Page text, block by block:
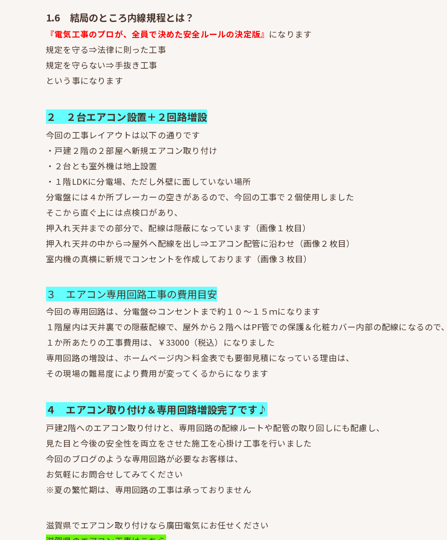
1.6 結局のところ内線規程とは？
『電気工事のプロが、全員で決めた安全ルールの決定版』 になります
規定を守る⇒法律に則った工事
規定を守らない⇒手抜き工事
という事になります
２ ２台エアコン設置＋２回路増設
今回の工事レイアウトは以下の通りです
・戸建２階の２部屋へ新規エアコン取り付け
・２台とも室外機は地上設置
・１階LDKに分電場、ただし外壁に面していない場所
分電盤には４か所ブレーカーの空きがあるので、今回の工事で２個使用しました
そこから直ぐ上には点検口があり、
押入れ天井までの部分で、配線は隠蔽になっています（画像１枚目）
押入れ天井の中から⇒屋外へ配線を出し⇒エアコン配管に沿わせ（画像２枚目）
室内機の真横に新規でコンセントを作成しております（画像３枚目）
３ エアコン専用回路工事の費用目安
今回の専用回路は、分電盤⇔コンセントまで約１０～１５ｍになります
１階屋内は天井裏での隠蔽配線で、屋外から２階へはPF管での保護＆化粧カバー内部の配線になるので、
１か所あたりの工事費用は、￥33000（税込）になりました
専用回路の増設は、ホームページ内＞料金表でも要御見積になっている理由は、
その現場の難易度により費用が変ってくるからになります
４ エアコン取り付け＆専用回路増設完了です♪
戸建2階へのエアコン取り付けと、専用回路の配線ルートや配管の取り回しにも配慮し、
見た目と今後の安全性を両立をさせた施工を心掛け工事を行いました
今回のブログのような専用回路が必要なお客様は、
お気軽にお問合せしてみてください
※夏の繁忙期は、専用回路の工事は承っておりません
滋賀県でエアコン取り付けなら廣田電気にお任せください